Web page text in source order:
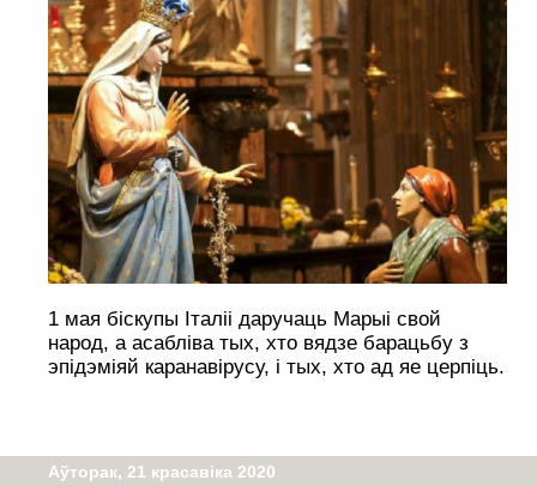
1 мая біскупы Італіі даручаць Марыі свой
народ, а асабліва тых, хто вядзе барацьбу з
эпідэміяй каранавірусу, і тых, хто ад яе церпіць.
Аўторак, 21 красавіка 2020